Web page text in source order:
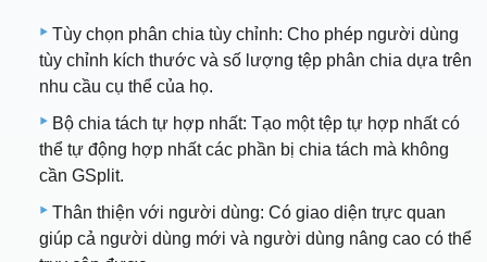
Tùy chọn phân chia tùy chỉnh: Cho phép người dùng
tùy chỉnh kích thước và số lượng tệp phân chia dựa trên
nhu cầu cụ thể của họ.
Bộ chia tách tự hợp nhất: Tạo một tệp tự hợp nhất có
thể tự động hợp nhất các phần bị chia tách mà không
cần GSplit.
Thân thiện với người dùng: Có giao diện trực quan
giúp cả người dùng mới và người dùng nâng cao có thể